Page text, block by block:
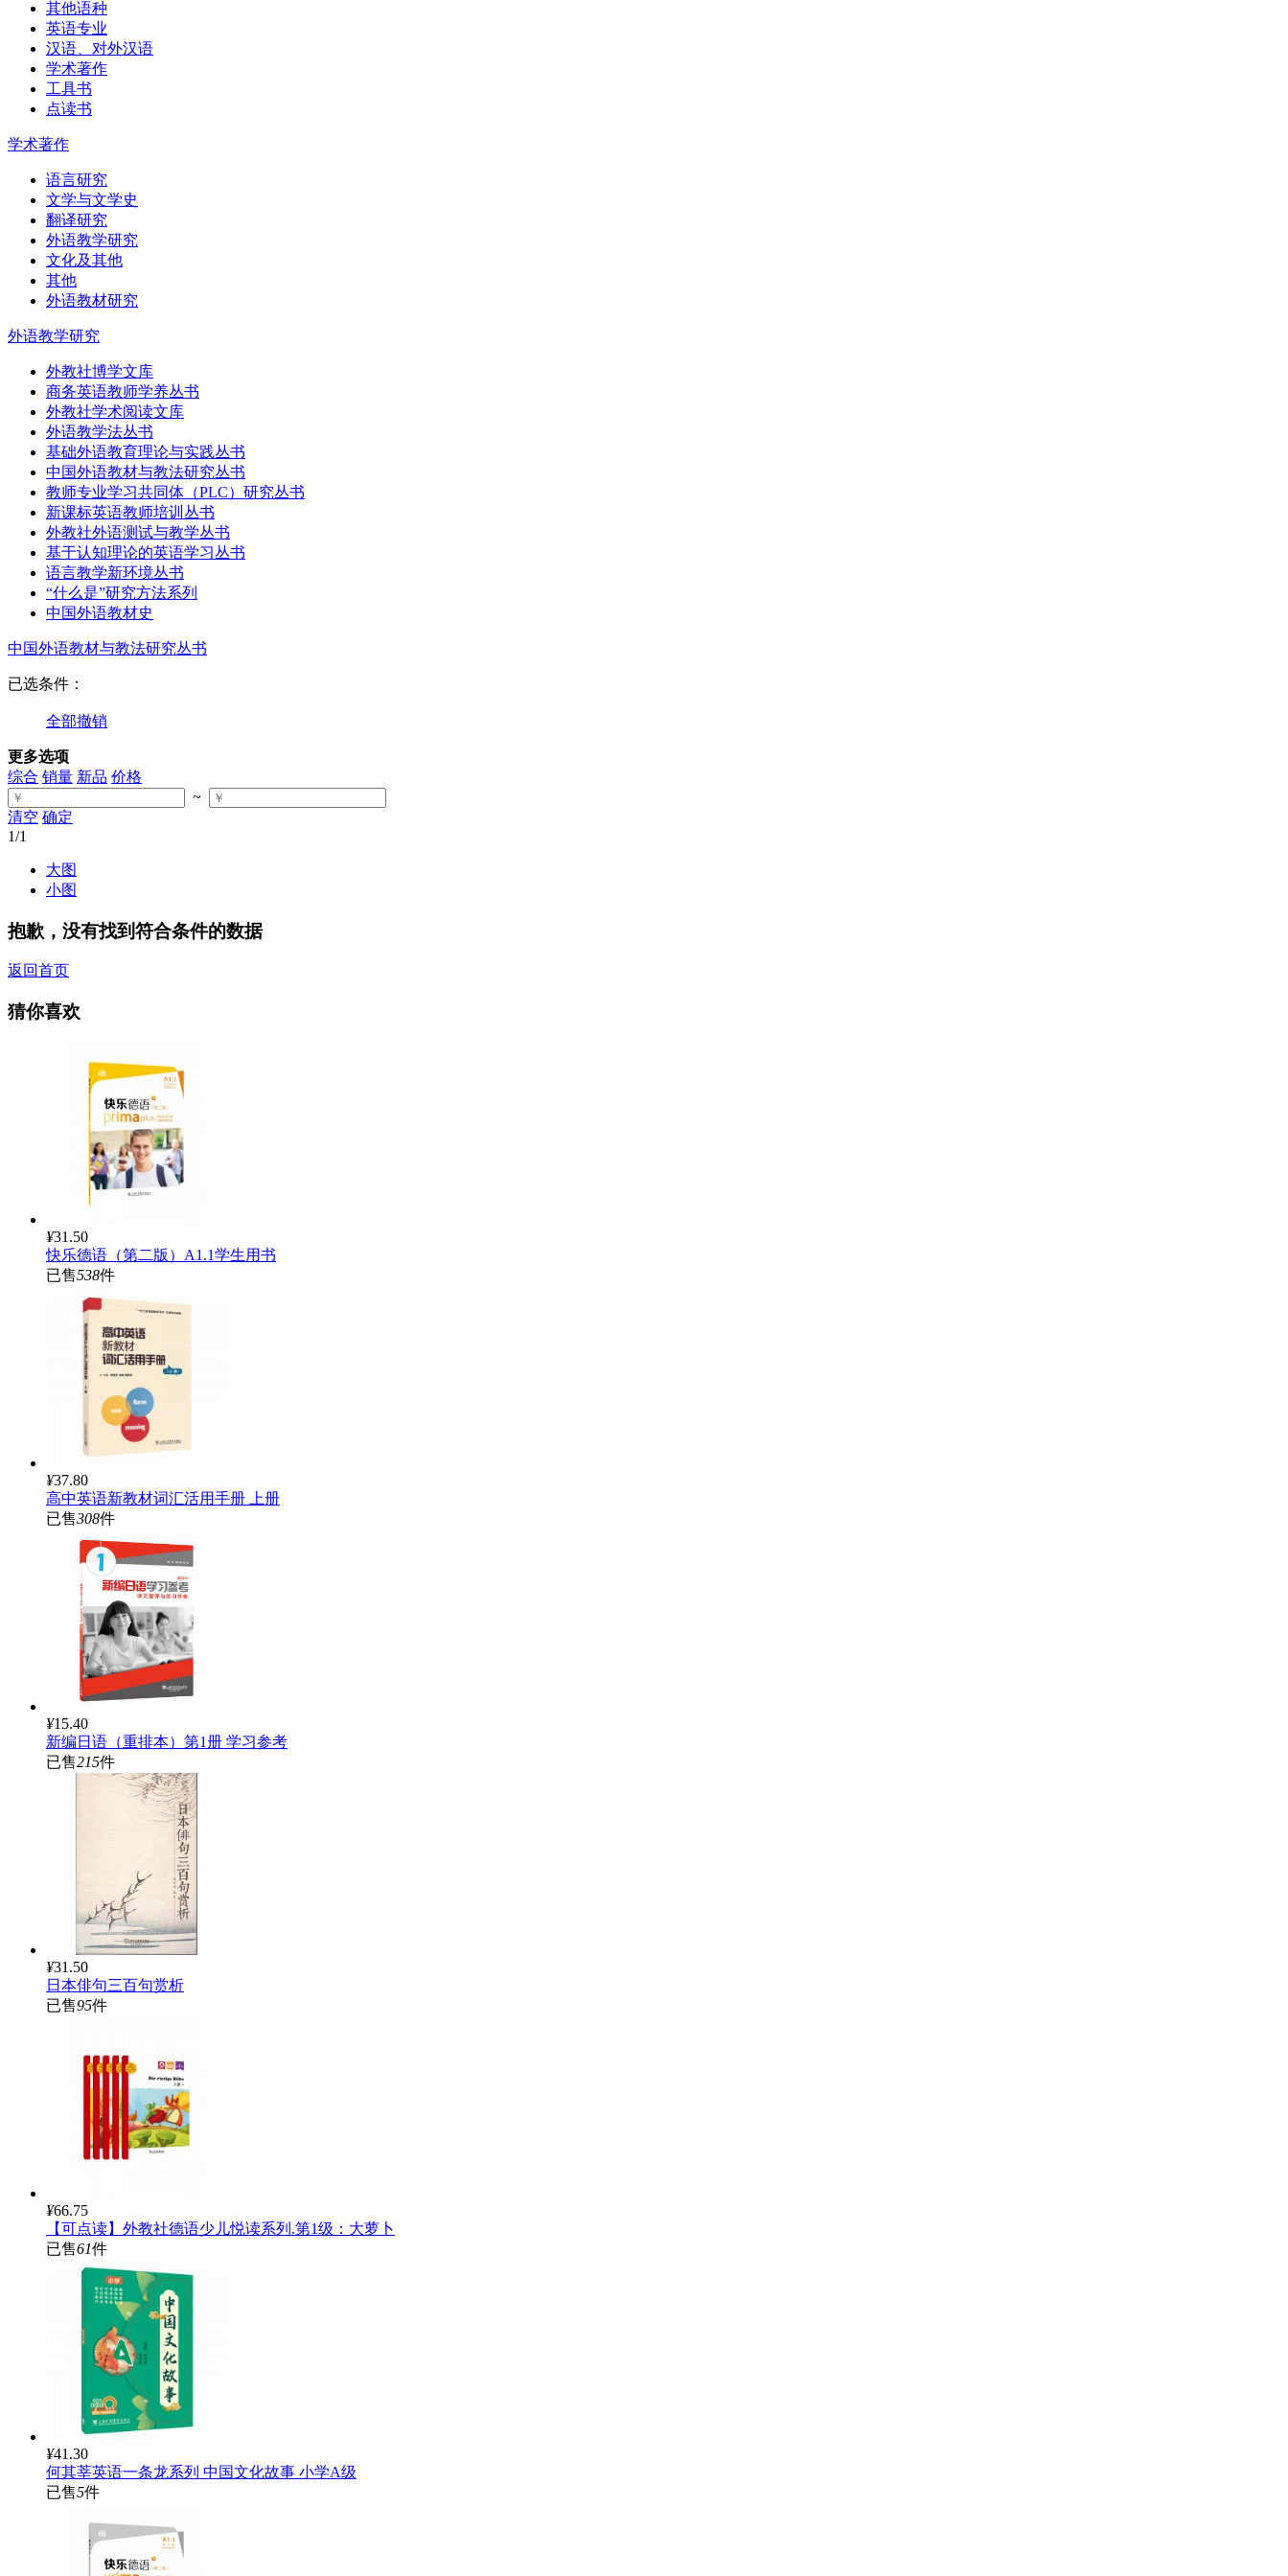
其他语种
英语专业
汉语、对外汉语
学术著作
工具书
点读书
学术著作
语言研究
文学与文学史
翻译研究
外语教学研究
文化及其他
其他
外语教材研究
外语教学研究
外教社博学文库
商务英语教师学养丛书
外教社学术阅读文库
外语教学法丛书
基础外语教育理论与实践丛书
中国外语教材与教法研究丛书
教师专业学习共同体（PLC）研究丛书
新课标英语教师培训丛书
外教社外语测试与教学丛书
基于认知理论的英语学习丛书
语言教学新环境丛书
“什么是”研究方法系列
中国外语教材史
中国外语教材与教法研究丛书
已选条件：
全部撤销
更多选项
综合 销量 新品 价格
~
清空 确定
1/1
大图
小图
抱歉，没有找到符合条件的数据
返回首页
猜你喜欢
¥31.50
快乐德语（第二版）A1.1学生用书
已售538件
¥37.80
高中英语新教材词汇活用手册 上册
已售308件
¥15.40
新编日语（重排本）第1册 学习参考
已售215件
¥31.50
日本俳句三百句赏析
已售95件
¥66.75
【可点读】外教社德语少儿悦读系列.第1级：大萝卜
已售61件
¥41.30
何其莘英语一条龙系列 中国文化故事 小学A级
已售5件